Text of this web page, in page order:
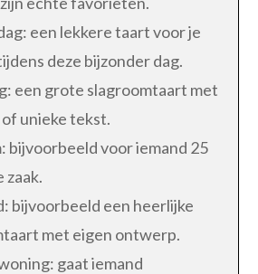
een lekkere taart voor je
deze bijzonder dag.
een grote slagroomtaart met
unieke tekst.
bijvoorbeeld voor iemand 25
zaak.
bijvoorbeeld een heerlijke
met eigen ontwerp.
gaat iemand